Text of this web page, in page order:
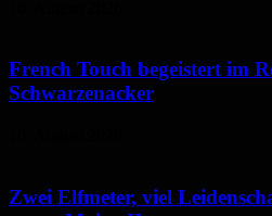
French Touch begeistert im
Schwarzenacker
Zwei Elfmeter, viel